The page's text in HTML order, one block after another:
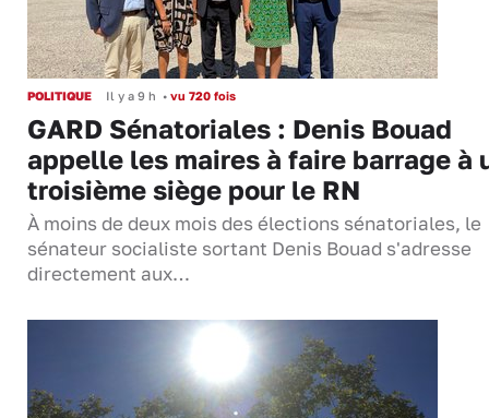
POLITIQUE Il y a 9 h • vu 720 fois
GARD Sénatoriales : Denis Bouad
appelle les maires à faire barrage à
troisième siège pour le RN
À moins de deux mois des élections sénatoriales, le
sénateur socialiste sortant Denis Bouad s'adresse
directement aux…